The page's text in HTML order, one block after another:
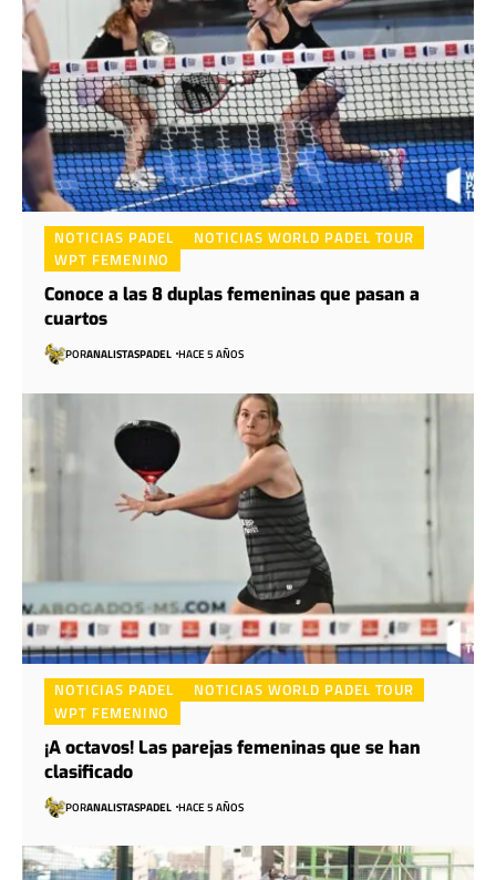
NOTICIAS PADEL
NOTICIAS WORLD PADEL TOUR
WPT FEMENINO
Conoce a las 8 duplas femeninas que pasan a
cuartos
PORANALISTASPADEL HACE 5 AÑOS
NOTICIAS PADEL
NOTICIAS WORLD PADEL TOUR
WPT FEMENINO
¡A octavos! Las parejas femeninas que se han
clasificado
PORANALISTASPADEL HACE 5 AÑOS